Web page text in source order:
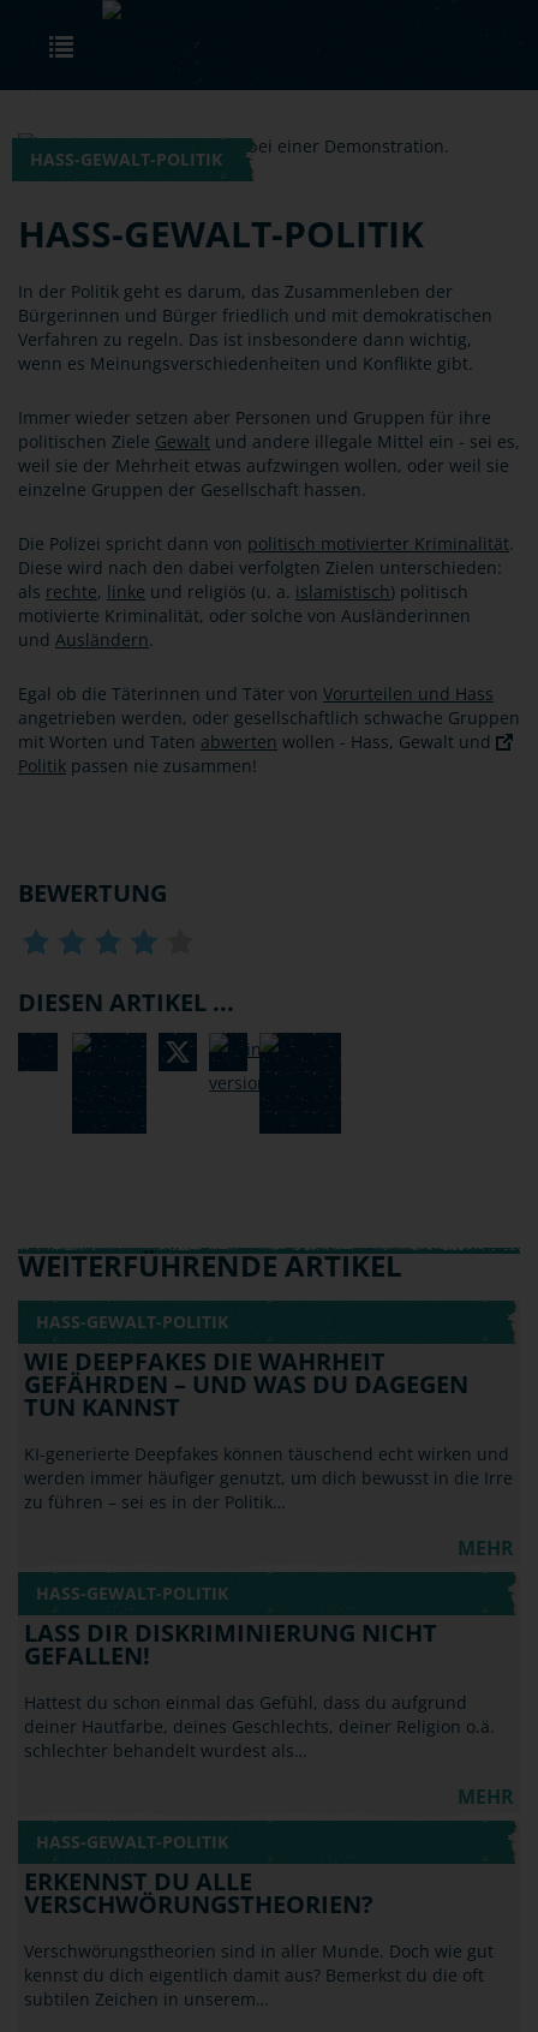
Skip to main content
HASS-GEWALT-POLITIK
HASS-GEWALT-POLITIK
In der Politik geht es darum, das Zusammenleben der
Bürgerinnen und Bürger friedlich und mit demokratischen
Verfahren zu regeln. Das ist insbesondere dann wichtig,
wenn es Meinungsverschiedenheiten und Konflikte gibt.
Immer wieder setzen aber Personen und Gruppen für ihre
politischen Ziele Gewalt und andere illegale Mittel ein - sei es,
weil sie der Mehrheit etwas aufzwingen wollen, oder weil sie
einzelne Gruppen der Gesellschaft hassen.
Die Polizei spricht dann von politisch motivierter Kriminalität.
Diese wird nach den dabei verfolgten Zielen unterschieden:
als rechte, linke und religiös (u. a. islamistisch) politisch
motivierte Kriminalität, oder solche von Ausländerinnen
und Ausländern.
Egal ob die Täterinnen und Täter von Vorurteilen und Hass
angetrieben werden, oder gesellschaftlich schwache Gruppen
mit Worten und Taten abwerten wollen - Hass, Gewalt und
Politik passen nie zusammen!
BEWERTUNG
DIESEN ARTIKEL ...
WEITERFÜHRENDE ARTIKEL
HASS-GEWALT-POLITIK
WIE DEEPFAKES DIE WAHRHEIT
GEFÄHRDEN – UND WAS DU DAGEGEN
TUN KANNST
KI-generierte Deepfakes können täuschend echt wirken und
werden immer häufiger genutzt, um dich bewusst in die Irre
zu führen – sei es in der Politik…
MEHR
HASS-GEWALT-POLITIK
LASS DIR DISKRIMINIERUNG NICHT
GEFALLEN!
Hattest du schon einmal das Gefühl, dass du aufgrund
deiner Hautfarbe, deines Geschlechts, deiner Religion o.ä.
schlechter behandelt wurdest als…
MEHR
HASS-GEWALT-POLITIK
ERKENNST DU ALLE
VERSCHWÖRUNGSTHEORIEN?
Verschwörungstheorien sind in aller Munde. Doch wie gut
kennst du dich eigentlich damit aus? Bemerkst du die oft
subtilen Zeichen in unserem…